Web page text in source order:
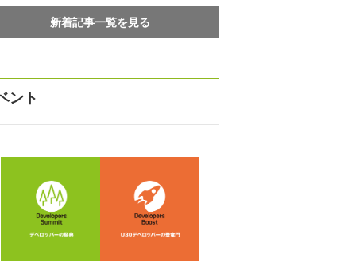
新着記事一覧を見る
ント